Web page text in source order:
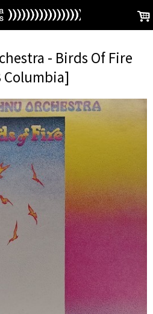
.
- Birds Of Fire
Columbia]